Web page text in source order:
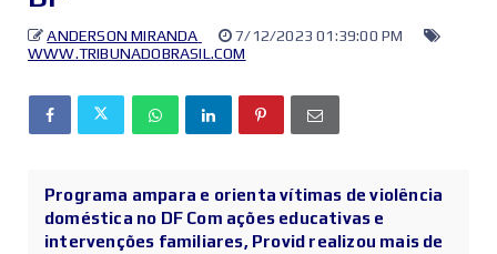
ANDERSON MIRANDA
7/12/2023 01:39:00 PM
WWW.TRIBUNADOBRASIL.COM
Programa ampara e orienta vítimas de violência
doméstica no DF Com ações educativas e
intervenções familiares, Provid realizou mais de